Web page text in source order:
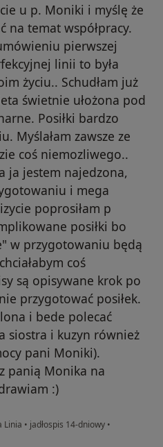
u p. Moniki i myślę że
na temat współpracy.
pierwszej
linii to była
życiu.. Schudłam już
świetnie ułożona pod
Posiłki bardzo
Myślałam zawsze ze
coś niemozliwego..
ja jestem najedzona,
i mega
poprosiłam p
posiłki bo
w przygotowaniu będą
coś
są opisywane krok po
przygotować posiłek.
i bede polecać
siostra i kuzyn również
pani Moniki).
panią Monika na
:)
Linia • jadłospis 14-dniowy •